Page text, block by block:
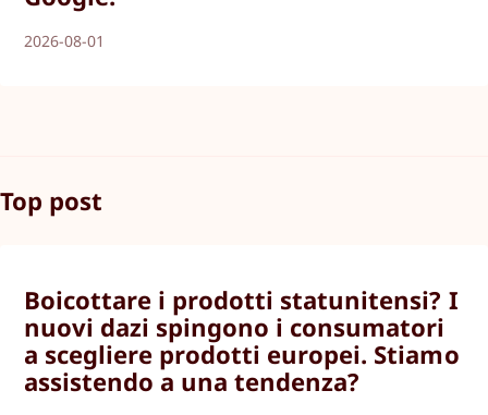
2026-08-01
Top post
Boicottare i prodotti statunitensi? I
nuovi dazi spingono i consumatori
a scegliere prodotti europei. Stiamo
assistendo a una tendenza?